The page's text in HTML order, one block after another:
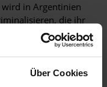
Über Cookies
in Argentinien
die ihr
Ähnliches gilt für
Straßen, die
gegen die